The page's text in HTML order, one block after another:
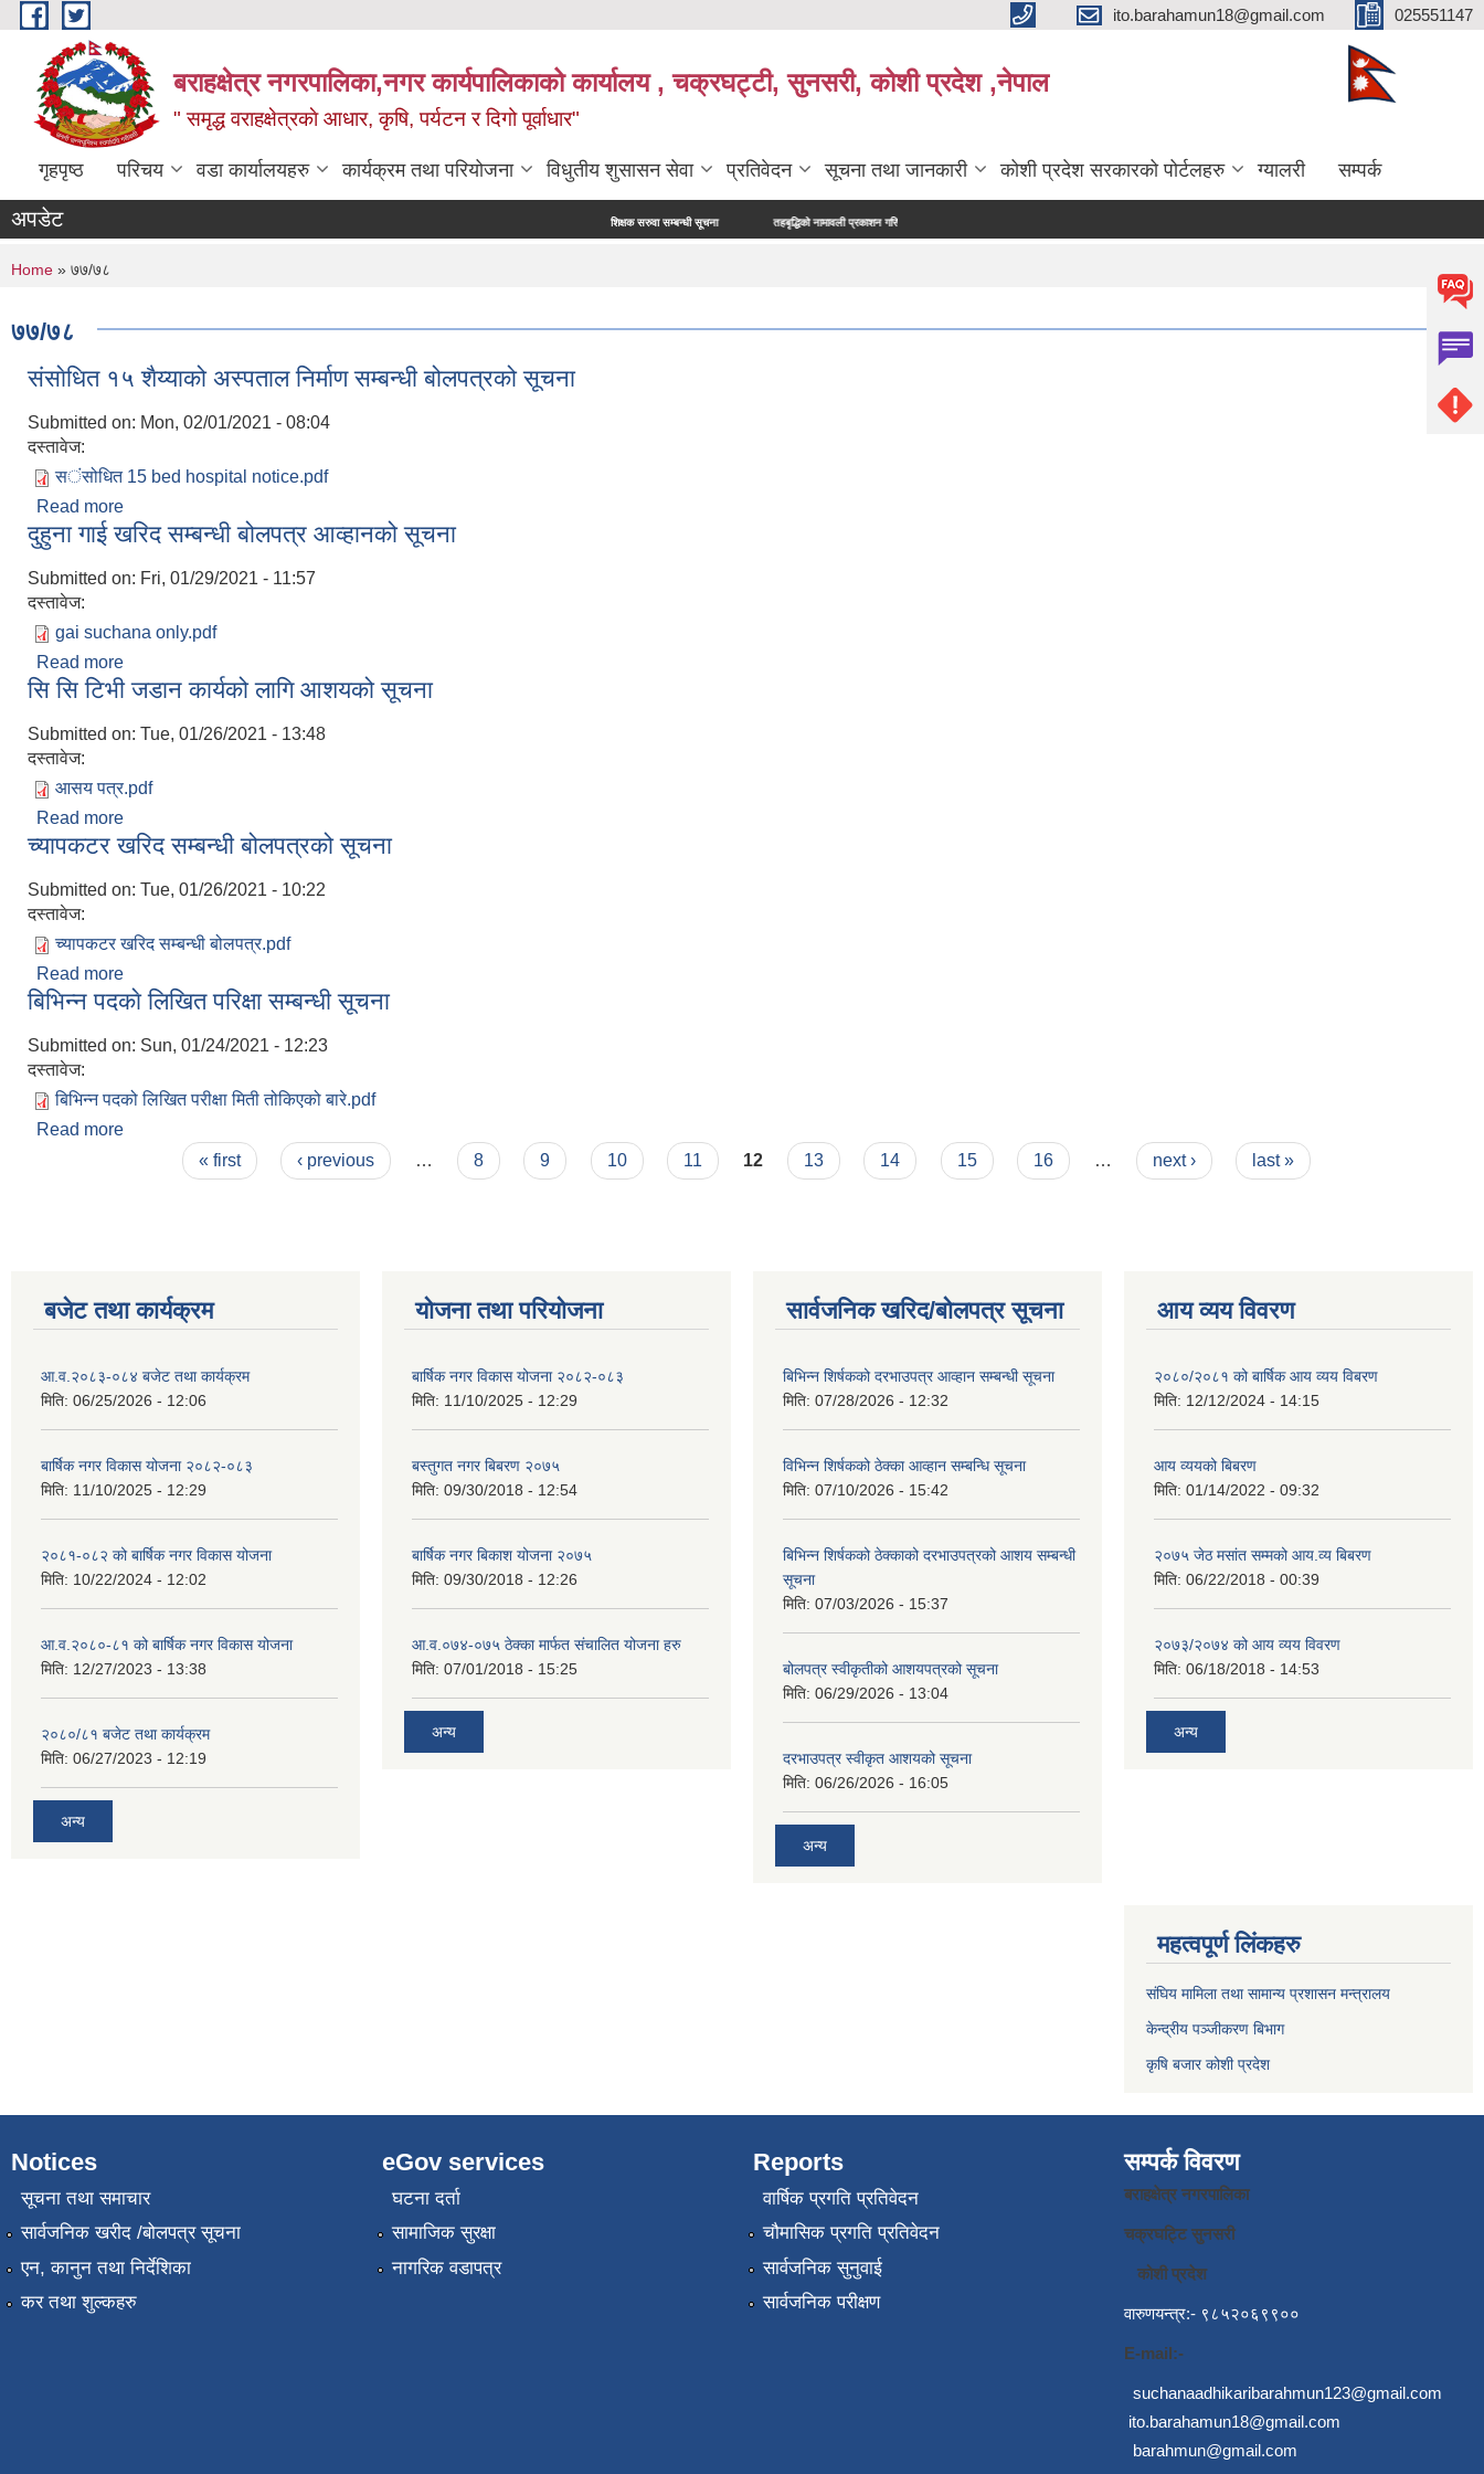
Skip to main content ito.barahamun18@gmail.com 025551147
बराहक्षेत्र नगरपालिका,नगर कार्यपालिकाको कार्यालय , चक्रघट्टी, सुनसरी, कोशी प्रदेश ,नेपाल
" समृद्ध वराहक्षेत्रकाे आधार, कृषि, पर्यटन र दिगो पूर्वाधार"
गृहपृष्ठ परिचय वडा कार्यालयहरु कार्यक्रम तथा परियोजना विधुतीय शुसासन सेवा प्रतिवेदन सूचना तथा जानकारी कोशी प्रदेश सरकारको पोर्टलहरु ग्यालरी सम्पर्क
अपडेट शिक्षक सरुवा सम्बन्धी सूचना तहबृद्धिको नामावली प्रकाशन गरिएको सूचना
You are here
Home » ७७/७८
७७/७८
संसाेधित १५ शैय्याको अस्पताल निर्माण सम्बन्धी बोलपत्रको सूचना
Submitted on: Mon, 02/01/2021 - 08:04
दस्तावेज:
स‌‍ंसोधित 15 bed hospital notice.pdf
Read more
दुहुना गाई खरिद सम्बन्धी बोलपत्र आव्हानको सूचना
Submitted on: Fri, 01/29/2021 - 11:57
दस्तावेज:
gai suchana only.pdf
Read more
सि सि टिभी जडान कार्यको लागि आशयको सूचना
Submitted on: Tue, 01/26/2021 - 13:48
दस्तावेज:
आसय पत्र.pdf
Read more
च्यापकटर खरिद सम्बन्धी बोलपत्रको सूचना
Submitted on: Tue, 01/26/2021 - 10:22
दस्तावेज:
च्यापकटर खरिद सम्बन्धी बोलपत्र.pdf
Read more
बिभिन्न पदकाे लिखित परिक्षा सम्बन्धी सूचना
Submitted on: Sun, 01/24/2021 - 12:23
दस्तावेज:
बिभिन्न पदको लिखित परीक्षा मिती तोकिएको बारे.pdf
Read more
« first ‹ previous … 8 9 10 11 12 13 14 15 16 … next › last »
बजेट तथा कार्यक्रम
आ.व.२०८३-०८४ बजेट तथा कार्यक्रम
मिति: 06/25/2026 - 12:06
बार्षिक नगर विकास योजना २०८२-०८३
मिति: 11/10/2025 - 12:29
२०८१-०८२ को बार्षिक नगर विकास योजना
मिति: 10/22/2024 - 12:02
आ.व.२०८०-८१ को बार्षिक नगर विकास योजना
मिति: 12/27/2023 - 13:38
२०८०/८१ बजेट तथा कार्यक्रम
मिति: 06/27/2023 - 12:19
अन्य
योजना तथा परियोजना
बार्षिक नगर विकास योजना २०८२-०८३
मिति: 11/10/2025 - 12:29
बस्तुगत नगर बिबरण २०७५
मिति: 09/30/2018 - 12:54
बार्षिक नगर बिकाश योजना २०७५
मिति: 09/30/2018 - 12:26
आ.व.०७४-०७५ ठेक्का मार्फत संचालित योजना हरु
मिति: 07/01/2018 - 15:25
अन्य
सार्वजनिक खरिद/बोलपत्र सूचना
बिभिन्‍न शिर्षकको दरभाउपत्र आव्हान सम्बन्धी सूचना
मिति: 07/28/2026 - 12:32
विभिन्न शिर्षकको ठेक्का आव्हान सम्बन्धि सूचना
मिति: 07/10/2026 - 15:42
बिभिन्‍न शिर्षकको ठेक्काको दरभाउपत्रको आशय सम्बन्धी
सूचना
मिति: 07/03/2026 - 15:37
बोलपत्र स्वीकृतीको आशयपत्रको सूचना
मिति: 06/29/2026 - 13:04
दरभाउपत्र स्वीकृत आशयको सूचना
मिति: 06/26/2026 - 16:05
अन्य
आय व्यय विवरण
२०८०/२०८१ को बार्षिक आय व्यय विबरण
मिति: 12/12/2024 - 14:15
आय व्ययको बिबरण
मिति: 01/14/2022 - 09:32
२०७५ जेठ मसांत सम्मको आय.व्य बिबरण
मिति: 06/22/2018 - 00:39
२०७३/२०७४ को आय व्यय विवरण
मिति: 06/18/2018 - 14:53
अन्य
महत्वपूर्ण लिंकहरु
संघिय मामिला तथा सामान्य प्रशासन मन्त्रालय
केन्द्रीय पञ्जीकरण बिभाग
कृषि बजार कोशी प्रदेश
Notices
सूचना तथा समाचार
सार्वजनिक खरीद /बोलपत्र सूचना
एन, कानुन तथा निर्देशिका
कर तथा शुल्कहरु
eGov services
घटना दर्ता
सामाजिक सुरक्षा
नागरिक वडापत्र
Reports
वार्षिक प्रगति प्रतिवेदन
चौमासिक प्रगति प्रतिवेदन
सार्वजनिक सुनुवाई
सार्वजनिक परीक्षण
सम्पर्क विवरण
बराहक्षेत्र नगरपालिका
चक्रघट्टि सुनसरी
कोशी प्रदेश
वारुणयन्त्र:- ९८५२०६९९००
E-mail:-
suchanaadhikaribarahmun123@gmail.com
ito.barahamun18@gmail.com
barahmun@gmail.com